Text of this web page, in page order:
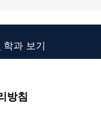
학과 보기
방침